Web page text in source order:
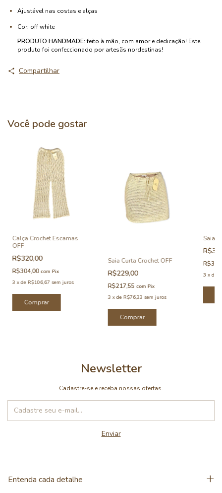
Ajustável nas costas e alças
Cor: off white
PRODUTO HANDMADE: feito à mão, com amor e dedicação! Este
produto foi confeccionado por artesãs nordestinas!
Compartilhar
Você pode gostar
Calça Crochet Escamas
OFF
R$320,00
R$304,00 com Pix
3 xde R$106,67 sem juros
Comprar
Saia Curta Crochet OFF
R$229,00
R$217,55 com Pix
3 xde R$76,33 sem juros
Comprar
Saia
3 x de
Newsletter
Cadastre-se e receba nossas ofertas.
Entenda cada detalhe